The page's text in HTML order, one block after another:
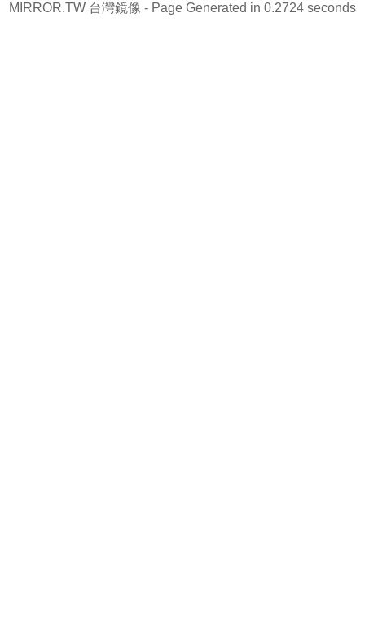
MIRROR.TW 台灣鏡像 - Page Generated in 0.2724 seconds